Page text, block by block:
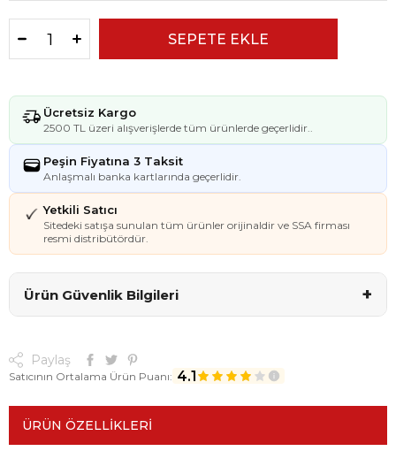
Ücretsiz Kargo
2500 TL üzeri alışverişlerde tüm ürünlerde geçerlidir..
Peşin Fiyatına 3 Taksit
Anlaşmalı banka kartlarında geçerlidir.
Yetkili Satıcı
Sitedeki satışa sunulan tüm ürünler orijinaldir ve SSA firması
resmi distribütördür.
Ürün Güvenlik Bilgileri +
Paylaş
Satıcının Ortalama Ürün Puanı: 4.1
ÜRÜN ÖZELLIKLERI